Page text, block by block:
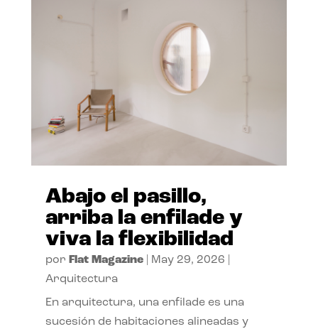
Abajo el pasillo,
arriba la enfilade y
viva la flexibilidad
por Flat Magazine| May 29, 2026
Arquitectura
En arquitectura, una enfilade es una
sucesión de habitaciones alineadas y